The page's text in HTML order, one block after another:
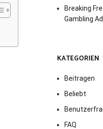
Breaking
Gambling
KATEGORIEN
Beitragen
Beliebt
FAQ